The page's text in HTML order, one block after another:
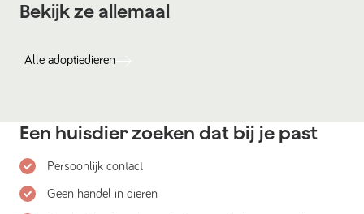
Bekijk ze allemaal
Alle adoptiedieren
Een huisdier zoeken dat bij je past
Persoonlijk contact
Geen handel in dieren